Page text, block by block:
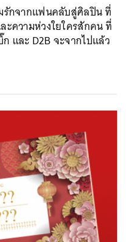
รักจากแฟนคลับสู่ศิลปิน ที่
ะความห่วงใยใครสักคน ที่
และ D2B จะจากไปแล้ว